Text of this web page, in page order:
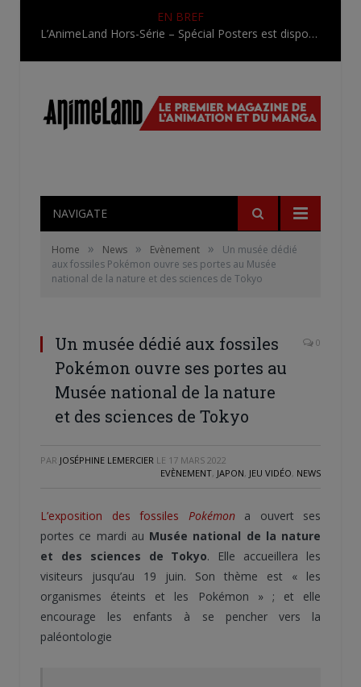
EN BREF
L’AnimeLand Hors-Série – Spécial Posters est disponible !
NAVIGATE
Home » News » Evènement »
Un musée dédié
aux fossiles Pokémon ouvre ses portes au Musée
national de la nature et des sciences de Tokyo
Un musée dédié aux fossiles
Pokémon ouvre ses portes au
Musée national de la nature
et des sciences de Tokyo
0
PAR JOSÉPHINE LEMERCIER LE 17 MARS 2022
EVÈNEMENT, JAPON, JEU VIDÉO, NEWS
L’exposition des fossiles Pokémona ouvert ses
portes ce mardi au Musée national de la nature
et des sciences de Tokyo. Elle accueillera les
visiteurs jusqu’au 19 juin. Son thème est « les
organismes éteints et les Pokémon » ; et elle
encourage les enfants à se pencher vers la
paléontologie